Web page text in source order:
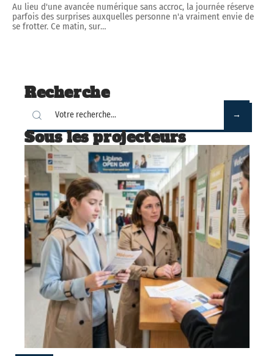
Au lieu d'une avancée numérique sans accroc, la journée réserve
parfois des surprises auxquelles personne n'a vraiment envie de
se frotter. Ce matin, sur…
Recherche
Sous les projecteurs